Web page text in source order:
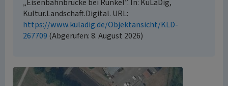
„Eisenbahnbrücke bei Runkel”. In: KuLaDig,
Kultur.Landschaft.Digital. URL:
https://www.kuladig.de/Objektansicht/KLD-
267709 (Abgerufen: 8. August 2026)